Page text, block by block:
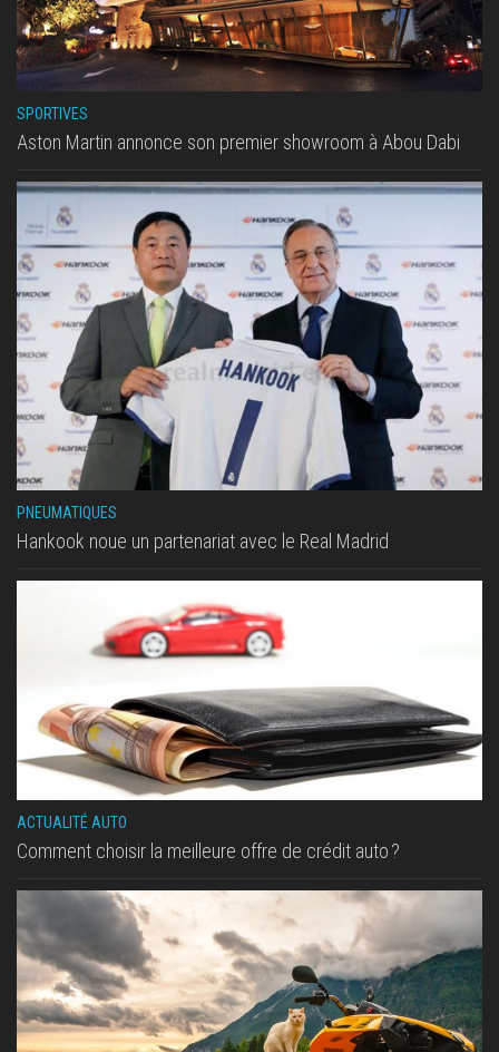
SPORTIVES
Aston Martin annonce son premier showroom à Abou Dabi
PNEUMATIQUES
Hankook noue un partenariat avec le Real Madrid
ACTUALITÉ AUTO
Comment choisir la meilleure offre de crédit auto ?